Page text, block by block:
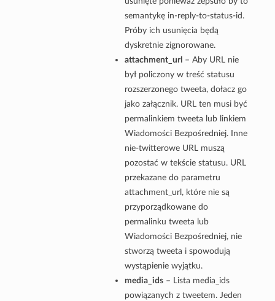
semantykę in-reply-to-status-id.
Próby ich usunięcia będą
dyskretnie zignorowane.
attachment_url – Aby URL nie
był policzony w treść statusu
rozszerzonego tweeta, dołacz go
jako załącznik. URL ten musi być
permalinkiem tweeta lub linkiem
Wiadomości Bezpośredniej. Inne
nie-twitterowe URL muszą
pozostać w tekście statusu. URL
przekazane do parametru
attachment_url, które nie są
przyporządkowane do
permalinku tweeta lub
Wiadomości Bezpośredniej, nie
stworzą tweeta i spowodują
wystąpienie wyjątku.
media_ids– Lista media_ids
powiązanych z tweetem. Jeden